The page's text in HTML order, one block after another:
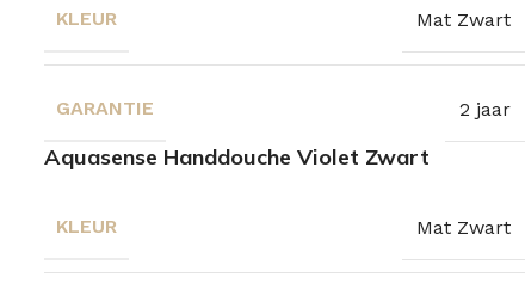
KLEUR Mat Zwart
GARANTIE 2 jaar
Aquasense Handdouche Violet Zwart
KLEUR Mat Zwart